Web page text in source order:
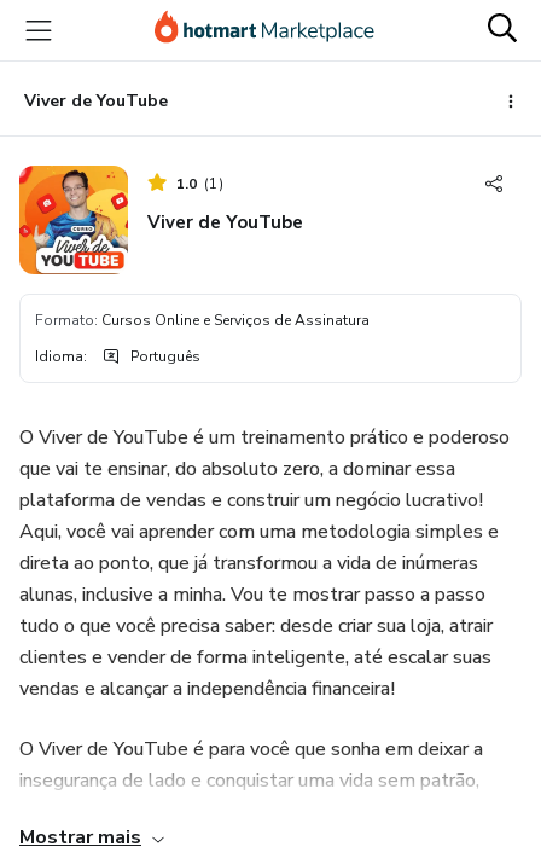
para
conteúdo
principal
para
pagamento
para
rodapé
Viver de YouTube
1.0 (1)
Viver de YouTube
Formato: Cursos Online e Serviços de Assinatura
Idioma: Português
O Viver de YouTube é um treinamento prático e poderoso
que vai te ensinar, do absoluto zero, a dominar essa
plataforma de vendas e construir um negócio lucrativo!
Aqui, você vai aprender com uma metodologia simples e
direta ao ponto, que já transformou a vida de inúmeras
alunas, inclusive a minha. Vou te mostrar passo a passo
tudo o que você precisa saber: desde criar sua loja, atrair
clientes e vender de forma inteligente, até escalar suas
vendas e alcançar a independência financeira!
O Viver de YouTube é para você que sonha em deixar a
insegurança de lado e conquistar uma vida sem patrão,
Acredite, não é sorte, é estratégia! Se eu consegui, você
Mostrar mais